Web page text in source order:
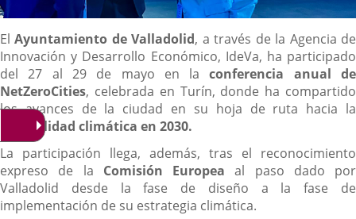
Descripción
ElAyuntamiento de Valladolid, a través de la Agencia de
Innovación y Desarrollo Económico, IdeVa, ha participado
del 27 al 29 de mayo en laconferencia anual de
NetZeroCities, celebrada en Turín, donde ha compartido
los avances de la ciudad en su hoja de ruta hacia la
neutralidad climática en 2030.
La participación llega, además, tras el reconocimiento
expreso de la Comisión Europea al paso dado por
Valladolid desde la fase de diseño a la fase de
implementación de su estrategia climática.